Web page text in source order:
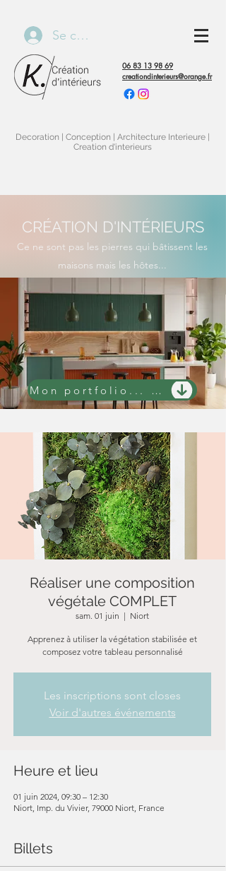
Se connecter
06 83 13 98 69
creationdinterieurs@orange.fr
Decoration | Conception | Architecture Interieure |
Creation d'interieurs
CRÉATION D'INTÉRIEURS
Ce ne sont pas les pierres qui bâtissent les
maisons mais les hôtes...
Mon portfolio... 100 projets avant/après
Réaliser une composition
végétale COMPLET
sam. 01 juin
  |
Niort
Apprenez à utiliser la végétation stabilisée et
composez votre tableau personnalisé
Les inscriptions sont closes
Voir d'autres événements
Heure et lieu
01 juin 2024, 09:30 – 12:30
Niort, Imp. du Vivier, 79000 Niort, France
Billets